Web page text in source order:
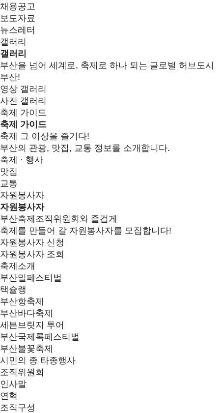
채용공고
보도자료
뉴스레터
갤러리
갤러리
부산을 넘어 세계로, 축제로 하나 되는 글로벌 허브도시
부산!
영상 갤러리
사진 갤러리
축제 가이드
축제 가이드
축제 그 이상을 즐기다!
부산의 관광, 맛집, 교통 정보를 소개합니다.
축제 · 행사
맛집
교통
자원봉사자
자원봉사자
부산축제조직위원회와 즐겁게
축제를 만들어 갈 자원봉사자를 모집합니다!
자원봉사자 신청
자원봉사자 조회
축제소개
부산밀페스티벌
택슐랭
부산항축제
부산바다축제
세븐브릿지 투어
부산국제록페스티벌
부산불꽃축제
시민의 종 타종행사
조직위원회
인사말
연혁
조직구성